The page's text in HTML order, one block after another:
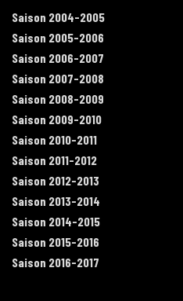
Saison 2004-2005
Saison 2005-2006
Saison 2006-2007
Saison 2007-2008
Saison 2008-2009
Saison 2009-2010
Saison 2010-2011
Saison 2011-2012
Saison 2012-2013
Saison 2013-2014
Saison 2014-2015
Saison 2015-2016
Saison 2016-2017